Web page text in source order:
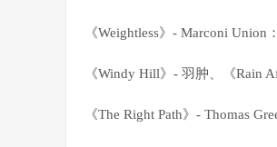
《Weightless》- Marconi
《Windy Hill》- 羽肿、《Rain
《The Right Path》- Thomas